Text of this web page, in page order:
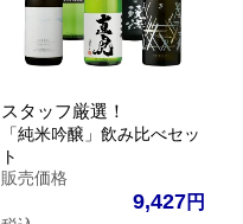
スタッフ厳選！
「純米吟醸」飲み比べセッ
ト
販売価格
9,427